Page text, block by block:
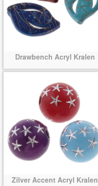
Drawbench Acryl Kralen
Zilver Accent Acryl Kralen